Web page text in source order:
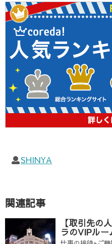
SHINYA
関連記事
【取引先の
ラのVIPル